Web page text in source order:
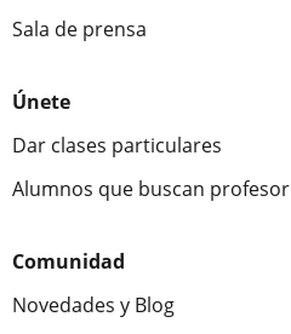
Sala de prensa
Únete
Dar clases particulares
Alumnos que buscan profesor
Comunidad
Novedades y Blog